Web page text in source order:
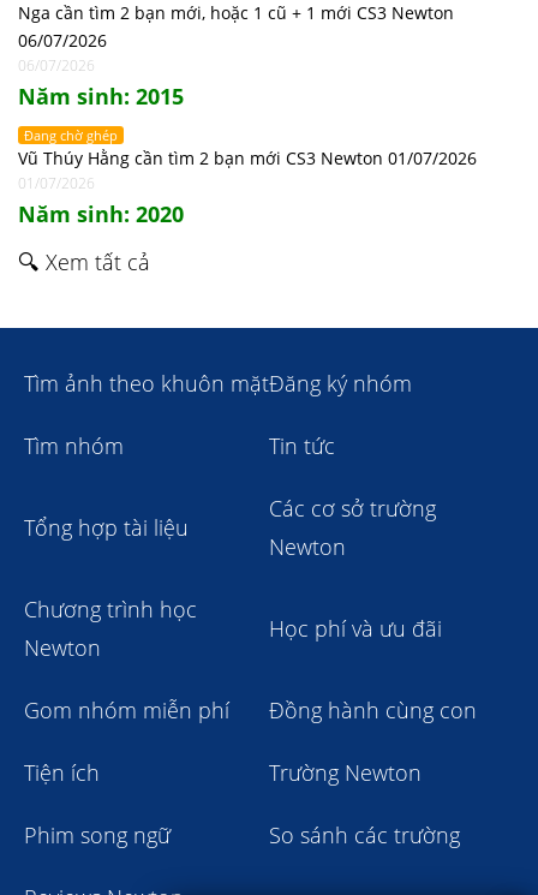
Nga cần tìm 2 bạn mới, hoặc 1 cũ + 1 mới CS3 Newton
06/07/2026
06/07/2026
Năm sinh: 2015
Đang chờ ghép
Vũ Thúy Hằng cần tìm 2 bạn mới CS3 Newton 01/07/2026
01/07/2026
Năm sinh: 2020
🔍 Xem tất cả
Tìm ảnh theo khuôn mặtĐăng ký nhóm
Tìm nhóm Tin tức
Tổng hợp tài liệu
Các cơ sở trường
Newton
Chương trình học
Newton
Học phí và ưu đãi
Gom nhóm miễn phí Đồng hành cùng con
Tiện ích Trường Newton
Phim song ngữ So sánh các trường